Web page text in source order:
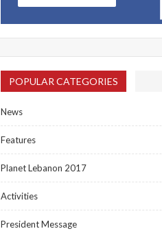
POPULAR CATEGORIES
News
Features
Planet Lebanon 2017
Activities
President Message